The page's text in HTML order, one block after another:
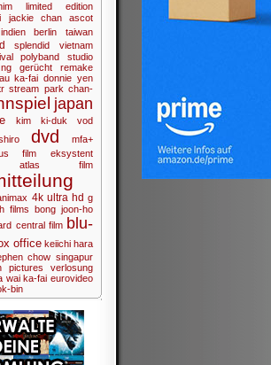
limited edition
jackie chan
ascot
indien berlin
taiwan
splendid
vietnam
polyband
studio
gerücht
remake
ka-fai donnie yen
stream park chan-
japan
kim ki-duk
vod
dvd mfa+
film
eksystent
atlas film
4k ultra hd g
films bong joon-ho
central film blu-
office keiichi hara
chow singapur
pictures
verlosung
wai ka-fai eurovideo
bin